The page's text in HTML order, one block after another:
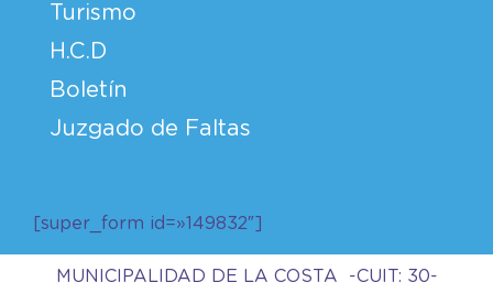
Turismo
H.C.D
Boletín
Juzgado de Faltas
[super_form id=»149832″]
MUNICIPALIDAD DE LA COSTA -CUIT: 30-